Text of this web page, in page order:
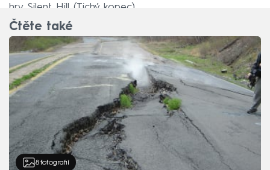
hry Silent Hill (Tichý kopec).
Čtěte také
8 fotografií